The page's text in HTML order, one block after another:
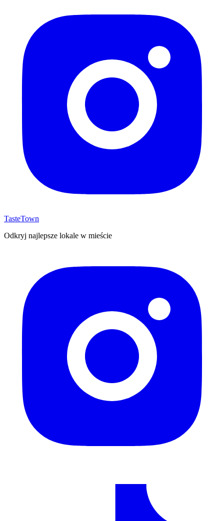
TasteTown
Odkryj najlepsze lokale w mieście